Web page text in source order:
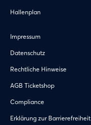
Hallenplan
Impressum
Datenschutz
Rechtliche Hinweise
AGB Ticketshop
Compliance
Erklärung zur Barrierefreiheit